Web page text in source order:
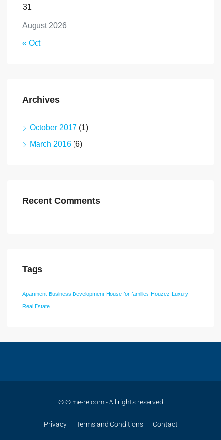
August 2026
31
« Oct
Archives
October 2017 (1)
March 2016 (6)
Recent Comments
Tags
Apartment Business Development House for families Houzez Luxury
Real Estate
© © me-re.com - All rights reserved
Privacy Terms and Conditions Contact